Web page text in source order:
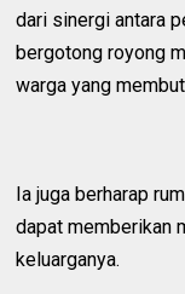
dari sinergi antara
bergotong royong
warga yang
Ia juga berharap
dapat memberikan
keluarganya.